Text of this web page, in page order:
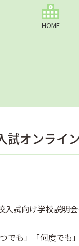
HOME
試オンライ
入試向け学校説明
でも」「何度でも